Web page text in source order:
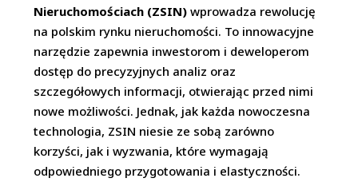
Nieruchomościach (ZSIN) wprowadza rewolucję
na polskim rynku nieruchomości. To innowacyjne
narzędzie zapewnia inwestorom i deweloperom
dostęp do precyzyjnych analiz oraz
szczegółowych informacji, otwierając przed nimi
nowe możliwości. Jednak, jak każda nowoczesna
technologia, ZSIN niesie ze sobą zarówno
korzyści, jak i wyzwania, które wymagają
odpowiedniego przygotowania i elastyczności.